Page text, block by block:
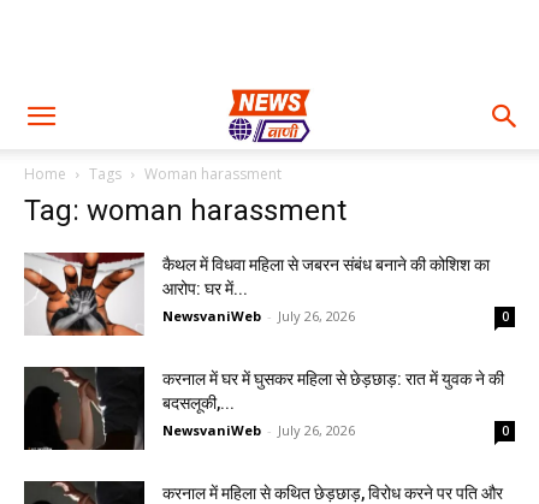
Home Tags Woman harassment
Tag: woman harassment
कैथल में विधवा महिला से जबरन संबंध बनाने की कोशिश का
आरोप: घर में...
NewsvaniWeb - July 26, 2026 0
करनाल में घर में घुसकर महिला से छेड़छाड़: रात में युवक ने की
बदसलूकी,...
NewsvaniWeb - July 26, 2026 0
करनाल में महिला से कथित छेड़छाड़, विरोध करने पर पति और